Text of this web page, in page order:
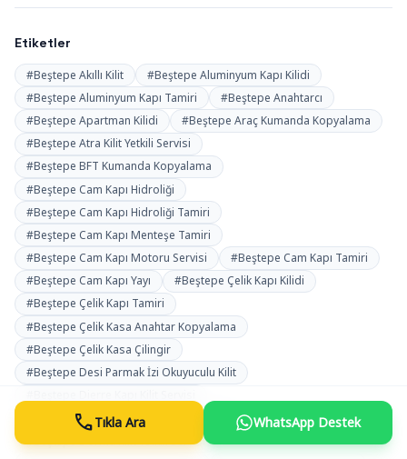
Etiketler
#Beştepe Akıllı Kilit
#Beştepe Aluminyum Kapı Kilidi
#Beştepe Aluminyum Kapı Tamiri
#Beştepe Anahtarcı
#Beştepe Apartman Kilidi
#Beştepe Araç Kumanda Kopyalama
#Beştepe Atra Kilit Yetkili Servisi
#Beştepe BFT Kumanda Kopyalama
#Beştepe Cam Kapı Hidroliği
#Beştepe Cam Kapı Hidroliği Tamiri
#Beştepe Cam Kapı Menteşe Tamiri
#Beştepe Cam Kapı Motoru Servisi
#Beştepe Cam Kapı Tamiri
#Beştepe Cam Kapı Yayı
#Beştepe Çelik Kapı Kilidi
#Beştepe Çelik Kapı Tamiri
#Beştepe Çelik Kasa Anahtar Kopyalama
#Beştepe Çelik Kasa Çilingir
#Beştepe Desi Parmak İzi Okuyuculu Kilit
#Beştepe Dorma Cam Kapı Tamiri Servisi
#Beştepe Dorma Kilit Yetkili Servisi
callTıkla Ara WhatsApp Destek